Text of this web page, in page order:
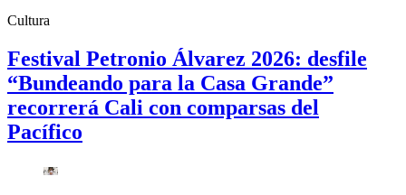
Cultura
Festival Petronio Álvarez 2026: desfile
“Bundeando para la Casa Grande”
recorrerá Cali con comparsas del
Pacífico